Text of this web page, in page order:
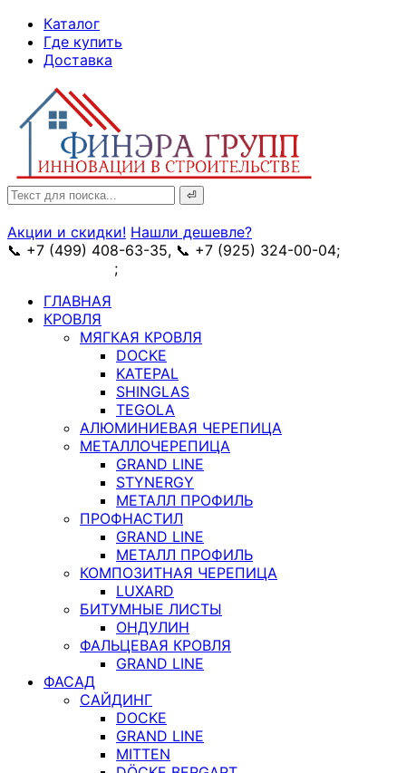
Skip
Content
Каталог
Где купить
Доставка
Search
for:
Акции и скидки! Нашли дешевле?
📞 +7 (499) 408-63-35, 📞 +7 (925) 324-00-04;
;
ГЛАВНАЯ
КРОВЛЯ
МЯГКАЯ КРОВЛЯ
DOCKE
KATEPAL
SHINGLAS
TEGOLA
АЛЮМИНИЕВАЯ ЧЕРЕПИЦА
МЕТАЛЛОЧЕРЕПИЦА
GRAND LINE
STYNERGY
МЕТАЛЛ ПРОФИЛЬ
ПРОФНАСТИЛ
GRAND LINE
МЕТАЛЛ ПРОФИЛЬ
КОМПОЗИТНАЯ ЧЕРЕПИЦА
LUXARD
БИТУМНЫЕ ЛИСТЫ
ОНДУЛИН
ФАЛЬЦЕВАЯ КРОВЛЯ
GRAND LINE
ФАСАД
САЙДИНГ
DOCKE
GRAND LINE
MITTEN